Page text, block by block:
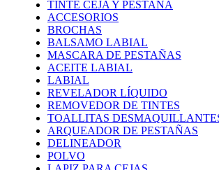
TINTE CEJA Y PESTAÑA
ACCESORIOS
BROCHAS
BALSAMO LABIAL
MASCARA DE PESTAÑAS
ACEITE LABIAL
LABIAL
REVELADOR LÍQUIDO
REMOVEDOR DE TINTES
TOALLITAS
ARQUEADOR DE PESTAÑAS
DELINEADOR
POLVO